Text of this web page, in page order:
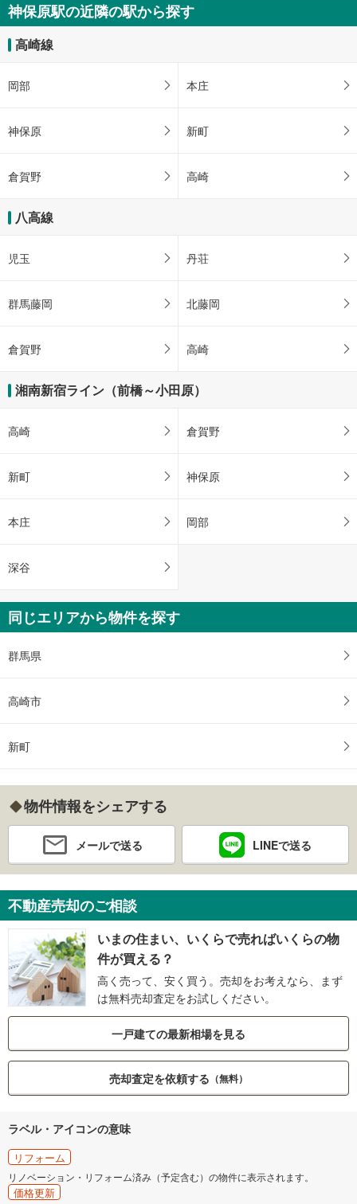
神保原駅の近隣の駅から探す
高崎線
岡部 本庄
神保原 新町
倉賀野 高崎
八高線
児玉 丹荘
群馬藤岡 北藤岡
倉賀野 高崎
湘南新宿ライン（前橋～小田原）
高崎 倉賀野
新町 神保原
本庄 岡部
深谷
同じエリアから物件を探す
群馬県
高崎市
新町
物件情報をシェアする
メールで送る LINEで送る
不動産売却のご相談
いまの住まい、いくらで売ればいくらの物
件が買える？
高く売って、安く買う。売却をお考えなら、まず
は無料売却査定をお試しください。
一戸建ての最新相場を見る
売却査定を依頼する （無料）
ラベル・アイコンの意味
リフォーム
リノベーション・リフォーム済み（予定含む）の物件に表示されます。
価格更新